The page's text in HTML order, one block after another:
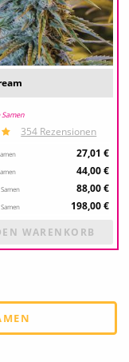
354 Rezensionen
27,01 €
44,00 €
88,00 €
198,00 €
WARENKORB